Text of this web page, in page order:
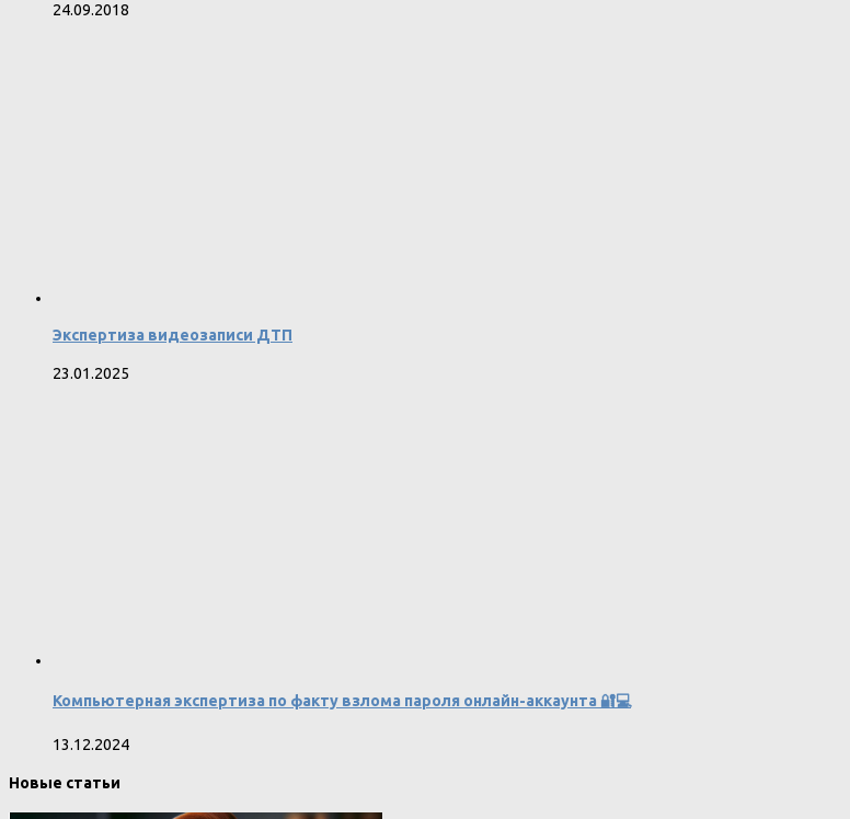
24.09.2018
Экспертиза видеозаписи ДТП
23.01.2025
Компьютерная экспертиза по факту взлома пароля онлайн-аккаунта 🔐💻
13.12.2024
Новые статьи